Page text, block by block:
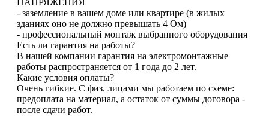
НАПРЯЖЕНИЯ
- заземление в вашем доме или квартире (в жилых
зданиях оно не должно превышать 4 Ом)
- профессиональный монтаж выбранного оборудования
Есть ли гарантия на работы?
В нашей компании гарантия на электромонтажные
работы распространяется от 1 года до 2 лет.
Какие условия оплаты?
Очень гибкие. С физ. лицами мы работаем по схеме:
предоплата на материал, а остаток от суммы договора -
после сдачи работ.